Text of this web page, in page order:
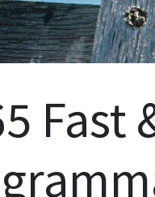
Fast